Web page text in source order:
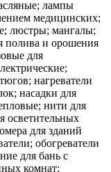
лампы
медицинских;
люстры; мангалы;
и орошения
для
нагреватели
насадки для
нити для
осветительных
для зданий
обогреватели
для бань с
комнат;